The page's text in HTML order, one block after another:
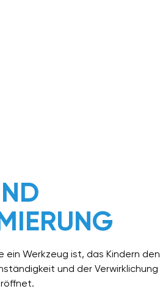
ein Werkzeug ist, das Kindern den
und der Verwirklichung